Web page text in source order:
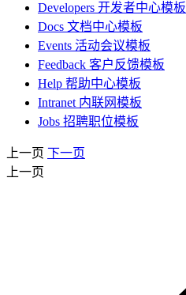
Developers 开发者中心模板
Docs 文档中心模板
Events 活动会议模板
Feedback 客户反馈模板
Help 帮助中心模板
Intranet 内联网模板
Jobs 招聘职位模板
上一页 下一页
上一页